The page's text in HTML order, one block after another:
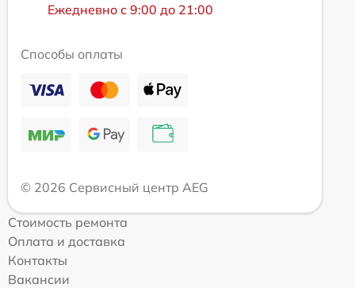
Ежедневно с 9:00 до 21:00
Способы оплаты
© 2026 Сервисный центр AEG
Стоимость ремонта
Оплата и доставка
Контакты
Вакансии